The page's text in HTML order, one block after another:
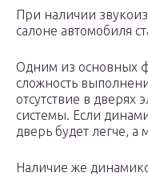
При наличии
салоне автомобиля
Одним из основных
сложность
отсутствие в дверях
системы. Если
дверь будет легче, а
Наличие же